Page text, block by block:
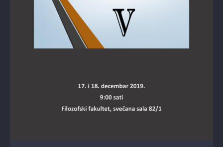
NAJAVA – SIMPOZIJ „KULTURA KONFLIKTA
I NJENO PREVLADAVANJE V“